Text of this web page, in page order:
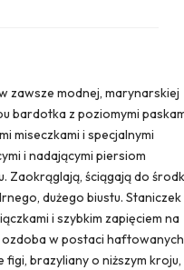
zawsze modnej, marynarskiej
bardotka z poziomymi
miseczkami i specjalnymi
i nadającymi piersiom
Zaokrąglają, ściągają do
dużego biustu. Staniczek
i szybkim zapięciem na
ozdoba w postaci haftowanych
brazyliany o niższym kroju,